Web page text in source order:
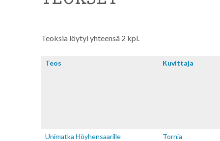
Teoksia löytyi yhteensä 2 kpl.
Teos Kuvitta­ja
Unimatka Höyhensaarille Tornia